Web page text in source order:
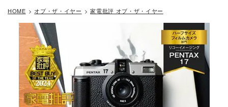
HOME オブ・ザ・イヤー 家電批評 オブ・ザ・イヤー